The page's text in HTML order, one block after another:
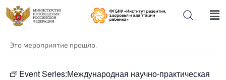
« Все Мероприятия
Это мероприятие прошло.
Event Series:Международная научно-практическая